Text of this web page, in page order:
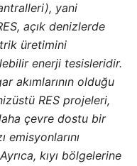
yani
açık denizlerde
üretimini
enerji tesisleridir.
akımlarının olduğu
RES projeleri,
çevre dostu bir
emisyonlarını
kıyı bölgelerine